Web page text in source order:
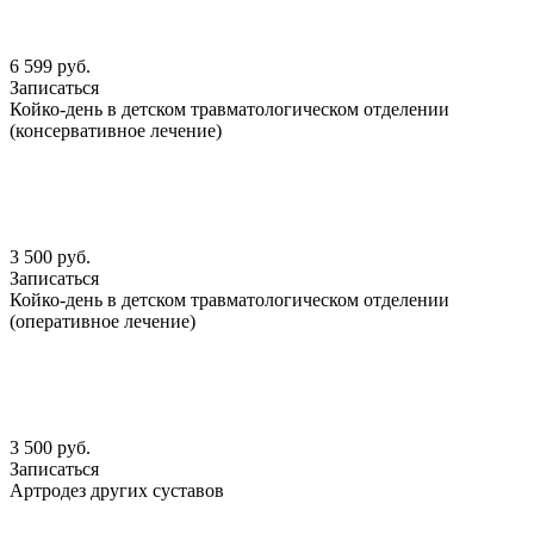
6 599 руб.
Записаться
Койко-день в детском травматологическом отделении
(консервативное лечение)
3 500 руб.
Записаться
Койко-день в детском травматологическом отделении
(оперативное лечение)
3 500 руб.
Записаться
Артродез других суставов